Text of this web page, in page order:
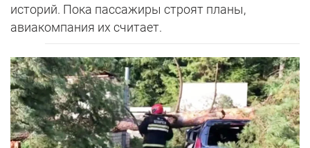
историй. Пока пассажиры строят планы,
авиакомпания их считает.